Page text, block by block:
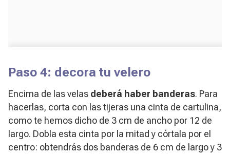
Paso 4: decora tu velero
Encima de las velas deberá haber banderas. Para
hacerlas, corta con las tijeras una cinta de cartulina,
como te hemos dicho de 3 cm de ancho por 12 de
largo. Dobla esta cinta por la mitad y córtala por el
centro: obtendrás dos banderas de 6 cm de largo y 3